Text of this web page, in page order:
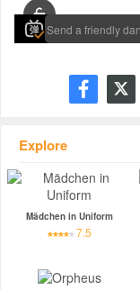
 
Explore
Mädchen in Uniform
7.5